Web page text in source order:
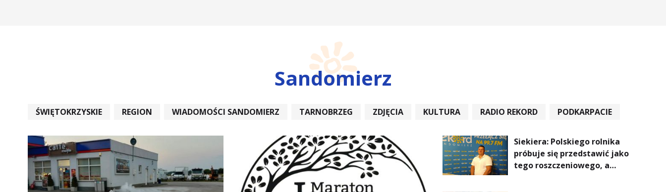
Sandomierz
ŚWIĘTOKRZYSKIE REGION WIADOMOŚCI SANDOMIERZ TARNOBRZEG ZDJĘCIA KULTURA RADIO REKORD
PODKARPACIE
Siekiera: Polskiego rolnika
próbuje się przedstawić jako
tego roszczeniowego, a